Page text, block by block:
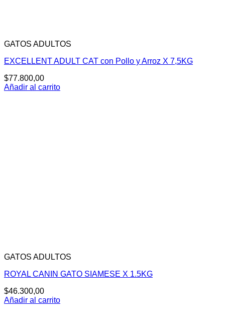
GATOS ADULTOS
EXCELLENT ADULT CAT con Pollo y Arroz X 7,5KG
$77.800,00
Añadir al carrito
GATOS ADULTOS
ROYAL CANIN GATO SIAMESE X 1.5KG
$46.300,00
Añadir al carrito